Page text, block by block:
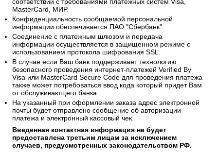
После оформления заказа или в случае сбоя оплаты на
сайте онлайн свяжитесь с нами по электронной почте
(sales@1oboi.ru) или телефону (+7(495)128-48-87
Менеджер сгенерирует ссылку на платежный шлюз ПАО
"Сбербанк" и направит удобным Вам способом.
Проведение платежей по банковским картам любого банка
осуществляется без дополнительных комиссий и в строгом
соответствии с требованиями платежных систем Visa,
MasterCard, МИР.
Конфиденциальность сообщаемой персональной
информации обеспечивается ПАО "Сбербанк".
Соединение с платежным шлюзом и передача
информации осуществляется в защищенном режиме с
использованием протокола шифрования SSL.
В случае если Ваш банк поддерживает технологию
безопасного проведения интернет-платежей Verified By